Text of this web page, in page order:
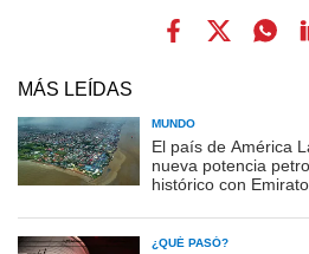
MÁS LEÍDAS
MUNDO
El país de América
nueva potencia
histórico con
¿QUÉ PASÓ?